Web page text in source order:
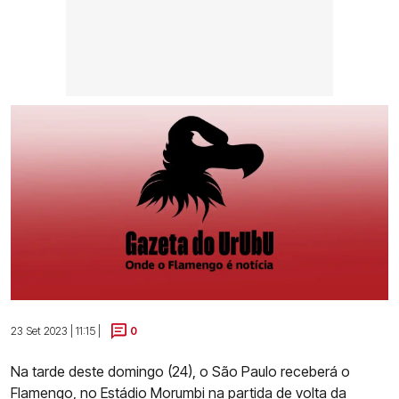
23 Set 2023 | 11:15 | 0
Na tarde deste domingo (24), o São Paulo receberá o
Flamengo, no Estádio Morumbi na partida de volta da